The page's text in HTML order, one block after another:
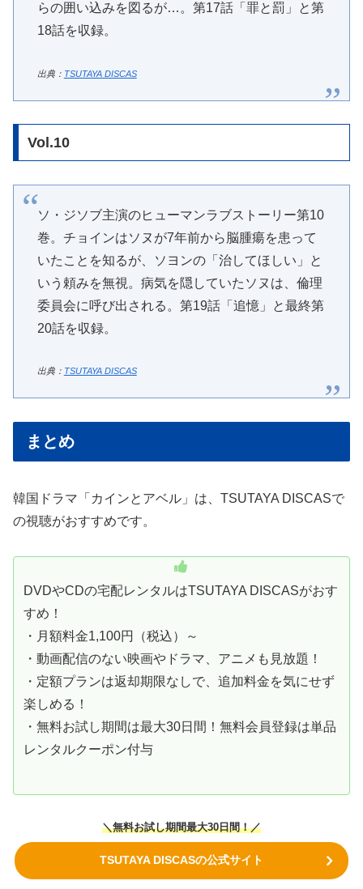
らの囲い込みを図るが…。第17話「罪と罰」と第
18話を収録。
出典： TSUTAYA DISCAS
Vol.10
ソ・ジソブ主演のヒューマンラブストーリー第10
巻。チョインはソヌが7年前から脳腫瘍を患って
いたことを知るが、ソヨンの「治してほしい」と
いう頼みを無視。病気を隠していたソヌは、倫理
委員会に呼び出される。第19話「追憶」と最終第
20話を収録。
出典： TSUTAYA DISCAS
まとめ
韓国ドラマ「カインとアベル」は、TSUTAYA DISCASで
の視聴がおすすめです。
DVDやCDの宅配レンタルはTSUTAYA DISCASがおす
すめ！
・月額料金1,100円（税込）～
・動画配信のない映画やドラマ、アニメも見放題！
・定額プランは返却期限なしで、追加料金を気にせず
楽しめる！
・無料お試し期間は最大30日間！無料会員登録は単品
レンタルクーポン付与
＼無料お試し期間最大30日間！／
TSUTAYA DISCASの公式サイト